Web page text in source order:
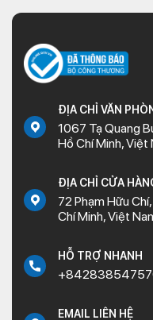
ĐỊA CHỈ VĂN
1067 Tạ Quang
Hồ Chí Minh, Việt
ĐỊA CHỈ CỬA
72 Phạm Hữu
Chí Minh, Việt
HỖ TRỢ NHANH
EMAIL LIÊN HỆ